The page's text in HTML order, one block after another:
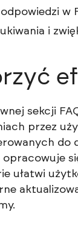
w
i
sekcji
przez
do
ułatwi